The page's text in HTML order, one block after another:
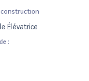
construction
Élévatrice
: